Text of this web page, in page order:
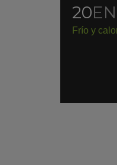
20
Frío y